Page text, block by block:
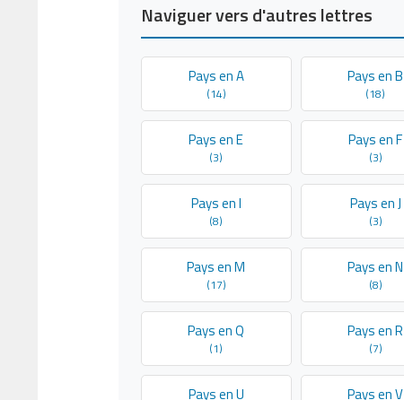
Naviguer vers d'autres lettres
Pays en A
(14)
Pays en B
(18)
Pays en E
(3)
Pays en F
(3)
Pays en I
(8)
Pays en J
(3)
Pays en M
(17)
Pays en N
(8)
Pays en Q
(1)
Pays en R
(7)
Pays en U Pays en V